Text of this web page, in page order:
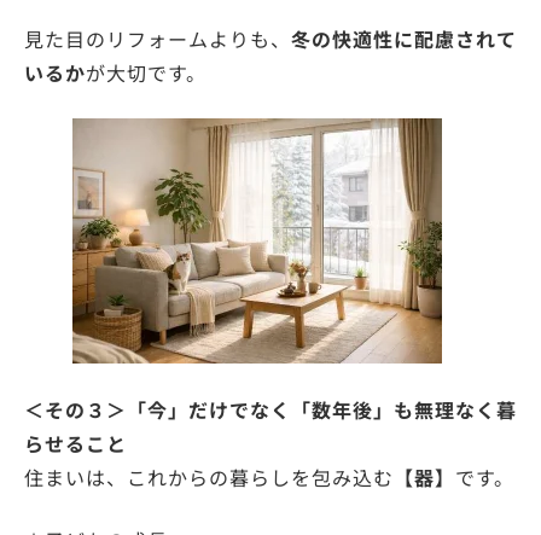
⾒た目のリフォームよりも、 冬の快適性に配慮されて
いるかが⼤切です。
＜その３＞「今」だけでなく「数年後」も無理なく暮
らせること
住まいは、これからの暮らしを包み込む 【器】 です。